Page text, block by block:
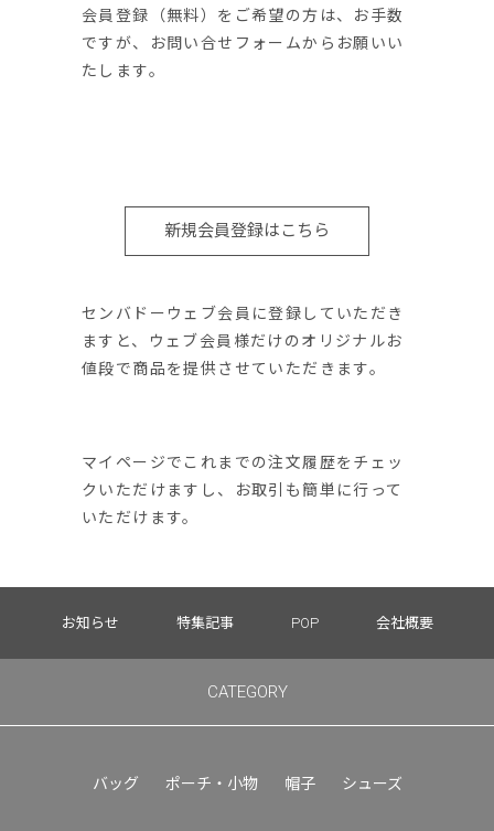
会員登録（無料）をご希望の方は、お手数
ですが、お問い合せフォームからお願いい
たします。
新規会員登録はこちら
センバドーウェブ会員に登録していただき
ますと、ウェブ会員様だけのオリジナルお
値段で商品を提供させていただきます。
マイページでこれまでの注文履歴をチェッ
クいただけますし、お取引も簡単に行って
いただけます。
お知らせ 特集記事 POP 会社概要
CATEGORY
バッグ ポーチ・小物 帽子 シューズ